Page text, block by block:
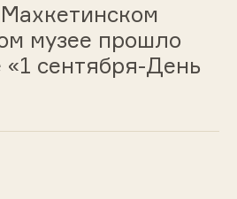
музее прошло
сентября-День